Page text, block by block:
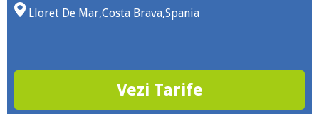
Lloret De Mar,Costa Brava,Spania
Vezi Tarife